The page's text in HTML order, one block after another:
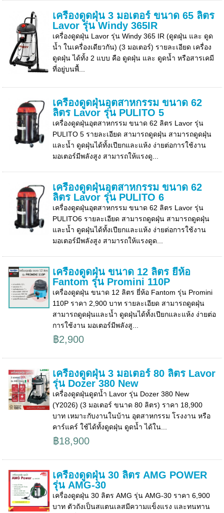
เครื่องดูดฝุ่น 3 มอเตอร์ ขนาด 65 ลิตร
Lavor รุ่น Windy 365IR
เครื่องดูดฝุ่น Lavor รุ่น Windy 365 IR (ดูดฝุุ่น และ ดูด
น้ำ ในเครื่องเดียวกัน) (3 มอเตอร์) รายละเอียด เครื่อง
ดูดฝุ่น ได้ทั้ง 2 แบบ คือ ดูดฝุ่น และ ดูดน้ำ หรือสารเคมี
ที่อยู่บนพื้...
เครื่องดูดฝุ่นอุตสาหกรรม ขนาด 62
ลิตร Lavor รุ่น PULITO 5
เครื่องดูดฝุ่นอุตสาหกรรม ขนาด 62 ลิตร Lavor รุ่น
PULITO 5 รายละเอียด สามารถดูดฝุ่น สามารถดูดฝุ่น
และน้ำ ดูดฝุ่นได้ทั้งเปียกและแห้ง ง่ายต่อการใช้งาน
มอเตอร์มีพลังสูง สามารถให้แรงดู...
เครื่องดูดฝุ่นอุตสาหกรรม ขนาด 62
ลิตร Lavor รุ่น PULITO 6
เครื่องดูดฝุ่นอุตสาหกรรม ขนาด 62 ลิตร Lavor รุ่น
PULITO6 รายละเอียด สามารถดูดฝุ่น สามารถดูดฝุ่น
และน้ำ ดูดฝุ่นได้ทั้งเปียกและแห้ง ง่ายต่อการใช้งาน
มอเตอร์มีพลังสูง สามารถให้แรงดูด...
เครื่องดูดฝุ่น ขนาด 12 ลิตร ยี่ห้อ
Fantom รุ่น Promini 110P
เครื่องดูดฝุ่น ขนาด 12 ลิตร ยี่ห้อ Fantom รุ่น Promini
110P ราคา 2,900 บาท รายละเอียด สามารถดูดฝุ่น
สามารถดูดฝุ่นและน้ำ ดูดฝุ่นได้ทั้งเปียกและแห้ง ง่ายต่อ
การใช้งาน มอเตอร์มีพลังสู...
฿2,900
เครื่องดูดฝุ่น 3 มอเตอร์ 80 ลิตร Lavor
รุ่น Dozer 380 New
เครื่องดูดฝุ่นดูดน้ำ Lavor รุ่น Dozer 380 New
(Y2026) (3 มอเตอร์ ขนาด 80 ลิตร) ราคา 18,900
บาท เหมาะกับงานในบ้าน อุตสาหกรรม โรงงาน หรือ
คาร์แคร์ ใช้ได้ทั้งดูดฝุ่น ดูดน้ำ ได้ใน...
฿18,900
เครื่องดูดฝุ่น 30 ลิตร AMG POWER
รุ่น AMG-30
เครื่องดูดฝุ่น 30 ลิตร AMG รุ่น AMG-30 ราคา 6,900
บาท ตัวถังเป็นสแตนเลสมีความแข็งแรง และทนทาน